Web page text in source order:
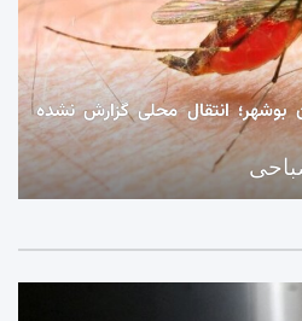
انتقال محلی گزارش نشده